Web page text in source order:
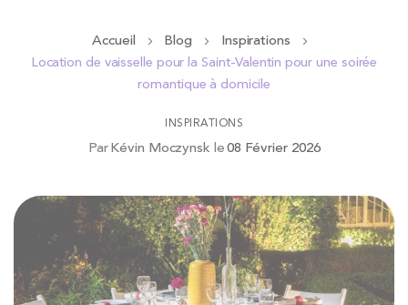
Accueil Blog
Inspirations
Location de vaisselle pour la Saint-Valentin pour une soirée
romantique à domicile
INSPIRATIONS
ParKévin Moczynsk le08 Février 2026